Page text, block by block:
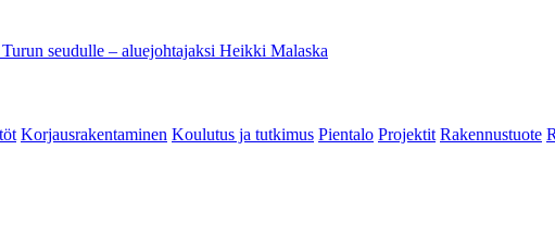
seudulle – aluejohtajaksi Heikki Malaska
Korjausrakentaminen Koulutus ja tutkimus Pientalo Projektit Rakennustuote